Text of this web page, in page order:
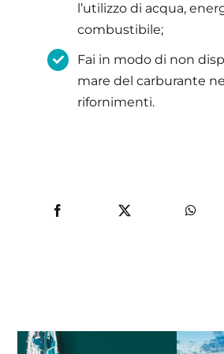
l’utilizzo di acqua,
combustibile;
Fai in modo di non
mare del carburante
rifornimenti.